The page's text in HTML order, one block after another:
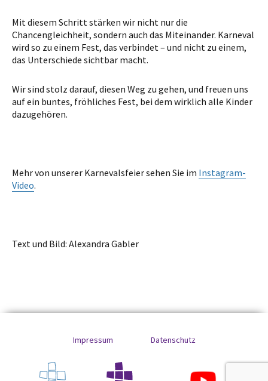
Mit diesem Schritt stärken wir nicht nur die
Chancengleichheit, sondern auch das Miteinander. Karneval
wird so zu einem Fest, das verbindet – und nicht zu einem,
das Unterschiede sichtbar macht.
Wir sind stolz darauf, diesen Weg zu gehen, und freuen uns
auf ein buntes, fröhliches Fest, bei dem wirklich alle Kinder
dazugehören.
Mehr von unserer Karnevalsfeier sehen Sie im Instagram-
Video.
Text und Bild: Alexandra Gabler
Impressum Datenschutz